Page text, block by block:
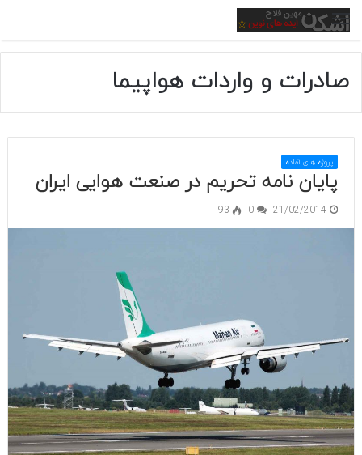
منو
صادرات و واردات هواپیما
پروژه های آماده
پایان نامه تحریم در صنعت هوایی ایران
21/02/2014
0
93